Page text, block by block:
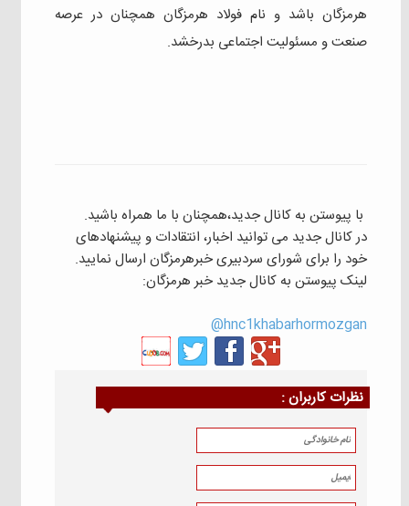
هرمزگان باشد و نام فولاد هرمزگان همچنان در عرصه
صنعت و مسئولیت اجتماعی بدرخشد.
با پیوستن به کانال جدید،همچنان با ما همراه باشید.
در کانال جدید می توانید اخبار، انتقادات و پیشنهادهای
خود را برای شورای سردبیری خبرهرمزگان ارسال نمایید.
لینک پیوستن به کانال جدید خبر هرمزگان:
hnc1khabarhormozgan@
نظرات كاربران :